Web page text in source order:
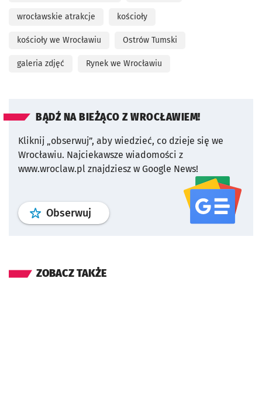
wrocławskie atrakcje kościoły
kościoły we Wrocławiu Ostrów Tumski
galeria zdjęć Rynek we Wrocławiu
BĄDŹ NA BIEŻĄCO Z WROCŁAWIEM!
Kliknij „obserwuj”, aby wiedzieć, co dzieje się we
Wrocławiu. Najciekawsze wiadomości z
www.wroclaw.pl znajdziesz w Google News!
Obserwuj profil serwisu
ZOBACZ TAKŻE